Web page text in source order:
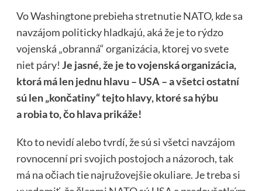
Vo Washingtone prebieha stretnutie NATO, kde sa
navzájom politicky hladkajú, aká že je to rýdzo
vojenská „obranná“ organizácia, ktorej vo svete
niet páry! Je jasné, že je to vojenská organizácia,
ktorá má len jednu hlavu – USA – a všetci ostatní
sú len „končatiny“ tejto hlavy, ktoré sa hýbu
a robia to, čo hlava prikáže!
Kto to nevidí alebo tvrdí, že sú si všetci navzájom
rovnocenní pri svojich postojoch a názoroch, tak
má na očiach tie najružovejšie okuliare. Je treba si